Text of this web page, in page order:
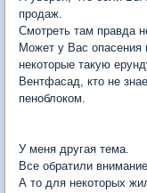
продаж.
Смотреть там правда
Может у Вас опасения
некоторые такую
Вентфасад, кто не
пеноблоком.
У меня другая тема.
Все обратили
А то для некоторых